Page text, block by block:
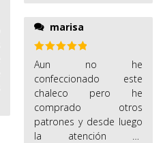
marisa
Valorado
con
Aun no he
confeccionado este
chaleco pero he
comprado otros
patrones y desde luego
la atención es